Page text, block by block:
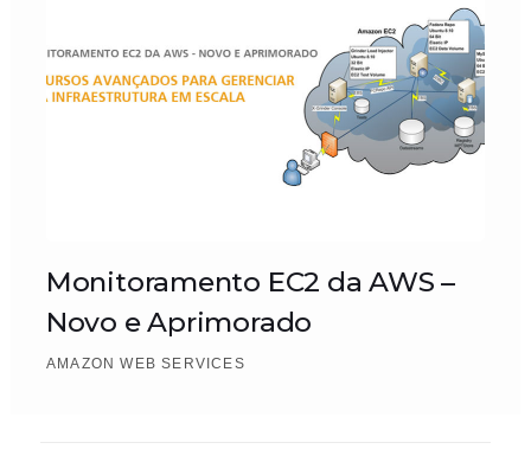
Monitoramento EC2 da AWS –
Novo e Aprimorado
AMAZON WEB SERVICES